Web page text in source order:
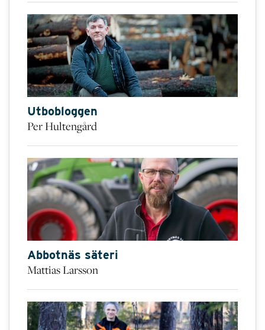
Utbobloggen
Per Hultengård
Abbotnäs säteri
Mattias Larsson